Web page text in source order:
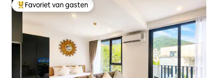
Topfavoriet van gasten
Favoriet van gasten